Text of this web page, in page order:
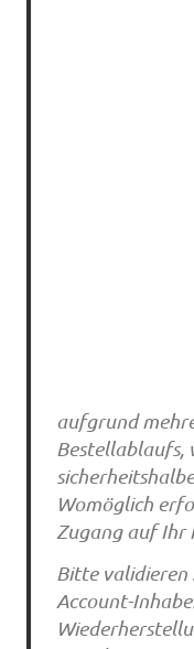
aufgrund
Bestellablaufs,
Womöglich
Zugang auf Ihr
Bitte validieren
Account-